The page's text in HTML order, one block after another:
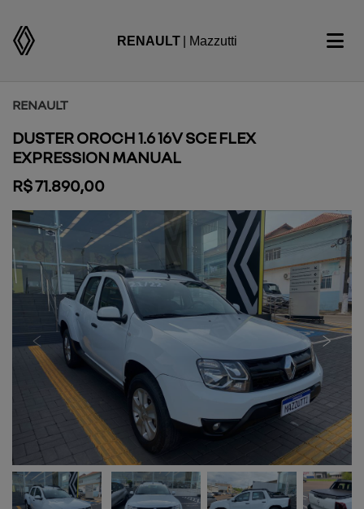
RENAULT | Mazzutti
RENAULT
DUSTER OROCH 1.6 16V SCE FLEX
EXPRESSION MANUAL
R$ 71.890,00
Previous Next